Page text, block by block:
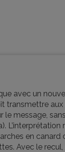
avec un
transmettre
le message,
L’interprétation
en
Avec le recul,